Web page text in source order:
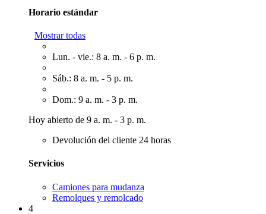
Horario estándar
Mostrar todas
Lun. - vie.: 8 a. m. - 6 p. m.
Sáb.: 8 a. m. - 5 p. m.
Dom.: 9 a. m. - 3 p. m.
Hoy abierto de 9 a. m. - 3 p. m.
Devolución del cliente 24 horas
Servicios
Camiones para mudanza
Remolques y remolcado
4